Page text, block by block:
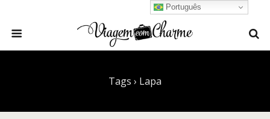
Tags › Lapa
Português